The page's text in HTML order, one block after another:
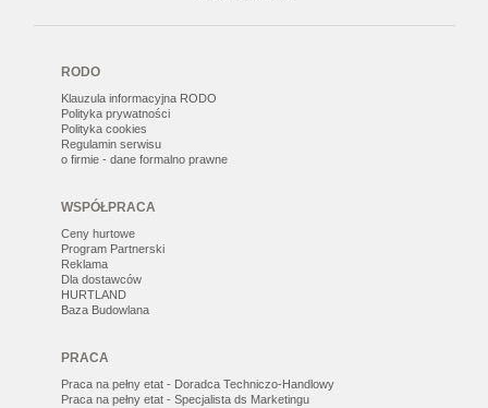
RODO
Klauzula informacyjna RODO
Polityka prywatności
Polityka cookies
Regulamin serwisu
o firmie - dane formalno prawne
WSPÓŁPRACA
Ceny hurtowe
Program Partnerski
Reklama
Dla dostawców
HURTLAND
Baza Budowlana
PRACA
Praca na pełny etat - Doradca Techniczo-Handlowy
Praca na pełny etat - Specjalista ds Marketingu